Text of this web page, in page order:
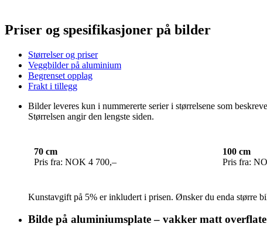
Priser og spesifikasjoner på bilder
Størrelser og priser
Veggbilder på aluminium
Begrenset opplag
Frakt i tillegg
Bilder leveres kun i nummererte serier i størrelsene som
Størrelsen angir den lengste siden.
70 cm
Pris fra: NOK 4 700,–
100 cm
Pris fra:
Kunstavgift på 5% er inkludert i prisen. Ønsker du enda større
Bilde på aluminiumsplate – vakker matt